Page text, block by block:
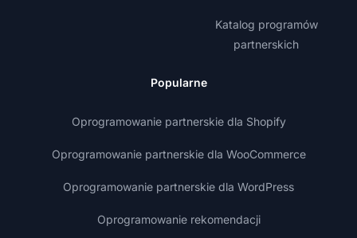
Katalog programów
partnerskich
Popularne
Oprogramowanie partnerskie dla Shopify
Oprogramowanie partnerskie dla WooCommerce
Oprogramowanie partnerskie dla WordPress
Oprogramowanie rekomendacji